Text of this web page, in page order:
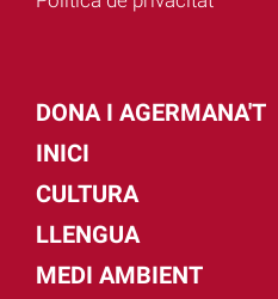
DONA I AGERMANA'T
INICI
CULTURA
LLENGUA
MEDI AMBIENT